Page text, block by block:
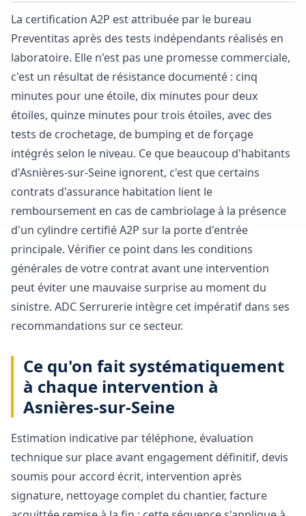
La certification A2P est attribuée par le bureau
Preventitas après des tests indépendants réalisés en
laboratoire. Elle n'est pas une promesse commerciale,
c'est un résultat de résistance documenté : cinq
minutes pour une étoile, dix minutes pour deux
étoiles, quinze minutes pour trois étoiles, avec des
tests de crochetage, de bumping et de forçage
intégrés selon le niveau. Ce que beaucoup d'habitants
d'Asnières-sur-Seine ignorent, c'est que certains
contrats d'assurance habitation lient le
remboursement en cas de cambriolage à la présence
d'un cylindre certifié A2P sur la porte d'entrée
principale. Vérifier ce point dans les conditions
générales de votre contrat avant une intervention
peut éviter une mauvaise surprise au moment du
sinistre. ADC Serrurerie intègre cet impératif dans ses
recommandations sur ce secteur.
Ce qu'on fait systématiquement
à chaque intervention à
Asnières-sur-Seine
Estimation indicative par téléphone, évaluation
technique sur place avant engagement définitif, devis
soumis pour accord écrit, intervention après
signature, nettoyage complet du chantier, facture